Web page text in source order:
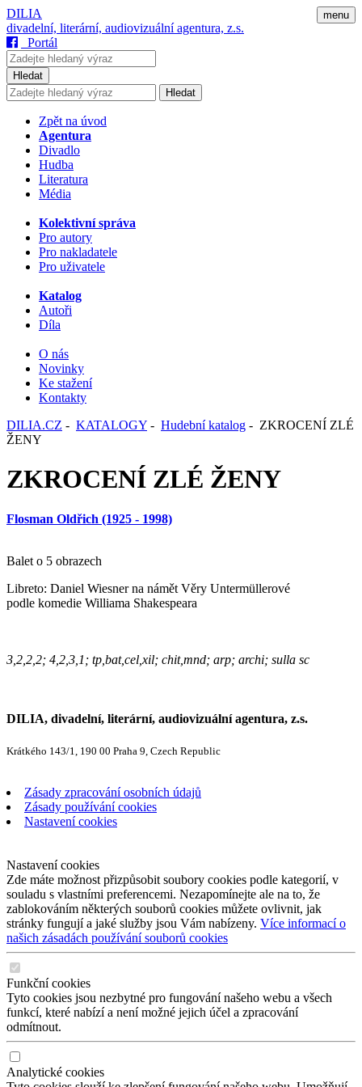
menu
DILIA
divadelní, literární, audiovizuální agentura, z.s.
Portál
Hledat
Hledat
Zpět na úvod
Agentura
Divadlo
Hudba
Literatura
Média
Kolektivní správa
Pro autory
Pro nakladatele
Pro uživatele
Katalog
Autoři
Díla
O nás
Novinky
Ke stažení
Kontakty
DILIA.CZ - KATALOGY - Hudební katalog - ZKROCENÍ ZLÉ
ŽENY
ZKROCENÍ ZLÉ ŽENY
Flosman Oldřich (1925 - 1998)
Balet o 5 obrazech
Libreto: Daniel Wiesner na námět Věry Untermüllerové
podle komedie Williama Shakespeara
3,2,2,2; 4,2,3,1; tp,bat,cel,xil; chit,mnd; arp; archi; sulla sc
DILIA, divadelní, literární, audiovizuální agentura, z.s.
Krátkého 143/1, 190 00 Praha 9, Czech Republic
Zásady zpracování osobních údajů
Zásady používání cookies
Nastavení cookies
Nastavení cookies
Zde máte možnost přizpůsobit soubory cookies podle kategorií, v
souladu s vlastními preferencemi. Nezapomínejte ale na to, že
zablokováním některých souborů cookies můžete ovlivnit, jak
stránky fungují a jaké služby jsou Vám nabízeny. Více informací o
našich zásadách používání souborů cookies
Funkční cookies
Tyto cookies jsou nezbytné pro fungování našeho webu a všech
funkcí, které nabízí a není možné jejich účel a zpracování
odmítnout.
Analytické cookies